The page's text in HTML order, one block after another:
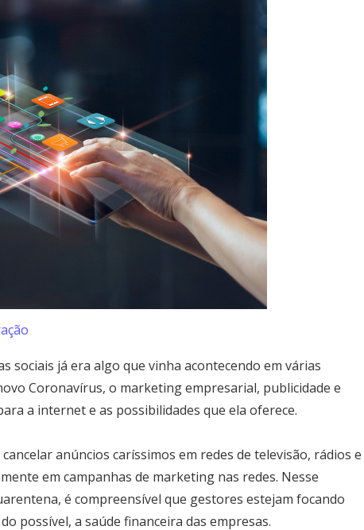
sociais já era algo que vinha acontecendo em várias
Coronavírus, o marketing empresarial, publicidade e
a internet e as possibilidades que ela oferece.
anúncios caríssimos em redes de televisão, rádios e
em campanhas de marketing nas redes. Nesse
é compreensível que gestores estejam focando
possível, a saúde financeira das empresas.